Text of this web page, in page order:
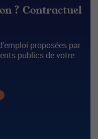
? Contractuel
proposées par
publics de votre